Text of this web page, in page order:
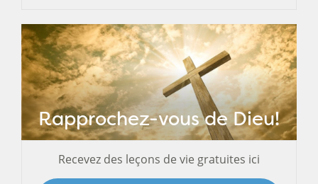
Rapprochez-vous de Dieu!
Recevez des leçons de vie gratuites ici